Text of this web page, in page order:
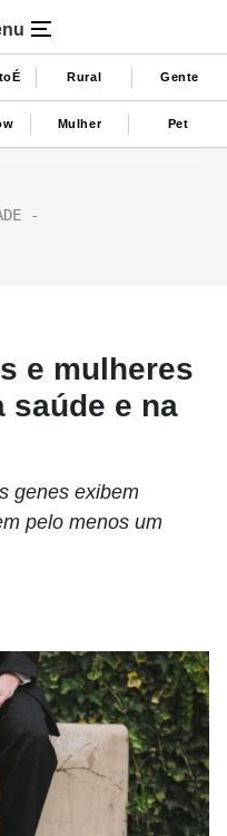
Rural Gente
Mulher Pet
e mulheres
saúde e na
genes exibem
pelo menos um